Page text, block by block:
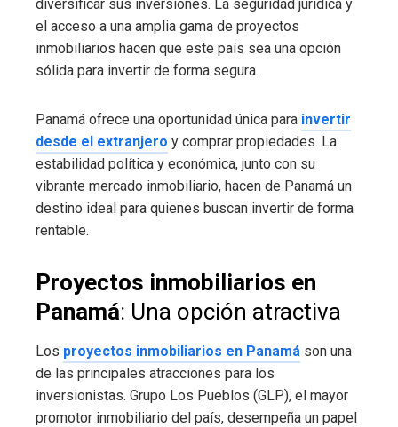
diversificar sus inversiones. La seguridad jurídica y
el acceso a una amplia gama de proyectos
inmobiliarios hacen que este país sea una opción
sólida para invertir de forma segura.
Panamá ofrece una oportunidad única para invertir
desde el extranjero y comprar propiedades. La
estabilidad política y económica, junto con su
vibrante mercado inmobiliario, hacen de Panamá un
destino ideal para quienes buscan invertir de forma
rentable.
Proyectos inmobiliarios en
Panamá: Una opción atractiva
Los proyectos inmobiliarios en Panamá son una
de las principales atracciones para los
inversionistas. Grupo Los Pueblos (GLP), el mayor
promotor inmobiliario del país, desempeña un papel